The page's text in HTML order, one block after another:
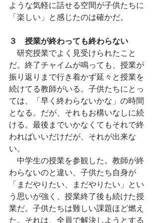
ような気軽に話せる空間が子供たちに
「楽しい」と感じたのは確かだ。
３　授業が終わっても終わらない
研究授業でよく見受けられたこと
だ。終了チャイムが鳴っても、授業が
振り返りまで行き着かず延々と授業を
続けてる教師がいる。子供たちにとっ
ては、「早く終わらないかな」の時間
となる。だが、それもお構いなしに続
ける。最後までいかなくてもそれで終
わればいいだけだが、それが出来な
い。
中学生の授業を参観した。教師が終
わらないのと違い、子供たち自身が
「まだやりたい、まだやりたい」とい
う思いが強く、授業終了後も続けた授
業だ。子供たちは難しい課題ほど燃え
た。それは、全員で解決しようとする